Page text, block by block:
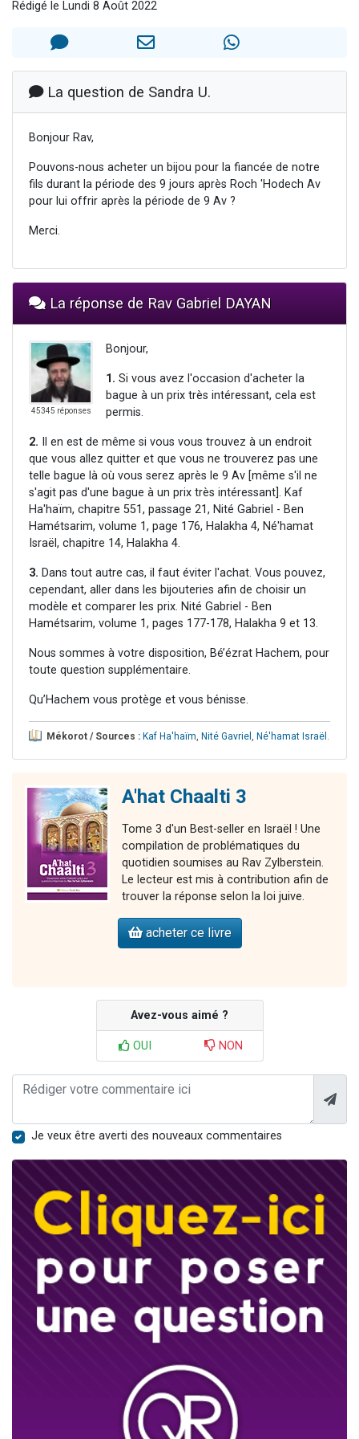
Il reste 49 places pour étudier en groupe sur Zoom
Eva vient de donner son Maasser
Rédigé le Lundi 8 Août 2022
La question de Sandra U.
Bonjour Rav,
Pouvons-nous acheter un bijou pour la fiancée de notre
fils durant la période des 9 jours après Roch 'Hodech Av
pour lui offrir après la période de 9 Av ?
Merci.
La réponse de Rav Gabriel DAYAN
45345 réponses
Bonjour,
1. Si vous avez l'occasion d'acheter la
bague à un prix très intéressant, cela est
permis.
2. Il en est de même si vous vous trouvez à un endroit
que vous allez quitter et que vous ne trouverez pas une
telle bague là où vous serez après le 9 Av [même s'il ne
s'agit pas d'une bague à un prix très intéressant]. Kaf
Ha'haïm, chapitre 551, passage 21, Nité Gabriel - Ben
Hamétsarim, volume 1, page 176, Halakha 4, Né'hamat
Israël, chapitre 14, Halakha 4.
3. Dans tout autre cas, il faut éviter l'achat. Vous pouvez,
cependant, aller dans les bijouteries afin de choisir un
modèle et comparer les prix. Nité Gabriel - Ben
Hamétsarim, volume 1, pages 177-178, Halakha 9 et 13.
Nous sommes à votre disposition, Bé’ézrat Hachem, pour
toute question supplémentaire.
Qu’Hachem vous protège et vous bénisse.
Mékorot / Sources : Kaf Ha'haïm, Nité Gavriel , Né'hamat Israël .
A'hat Chaalti 3
Tome 3 d'un Best-seller en Israël ! Une
compilation de problématiques du
quotidien soumises au Rav Zylberstein.
Le lecteur est mis à contribution afin de
trouver la réponse selon la loi juive.
acheter ce livre
Avez-vous aimé ?
OUI NON
Je veux être averti des nouveaux commentaires